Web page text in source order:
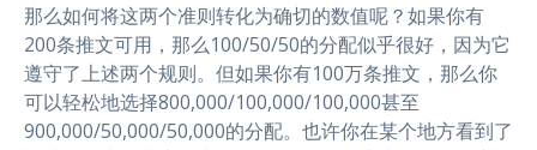
那么如何将这两个准则转化为确切的数值呢？如果你有
200条推文可用，那么100/50/50的分配似乎很好，因为它
遵守了上述两个规则。但如果你有100万条推文，那么你
可以轻松地选择800,000/100,000/100,000甚至
900,000/50,000/50,000的分配。也许你在某个地方看到了